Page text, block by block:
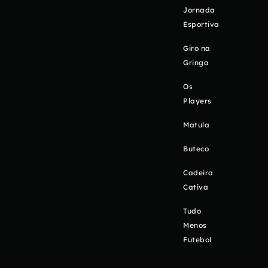
Jornada
Esportiva
Giro na
Gringa
Os
Players
Matula
Buteco
Cadeira
Cativa
Tudo
Menos
Futebol